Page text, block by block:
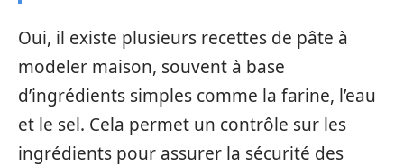
Oui, il existe plusieurs recettes de pâte à
modeler maison, souvent à base
d’ingrédients simples comme la farine, l’eau
et le sel. Cela permet un contrôle sur les
ingrédients pour assurer la sécurité des